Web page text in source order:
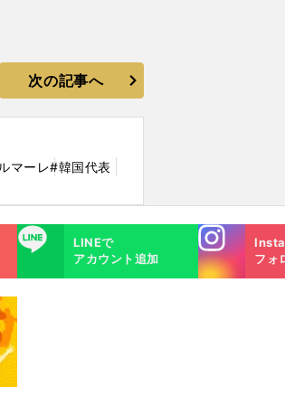
次の記事へ
マーレ#韓国代表
LINEで
アカウント追加
Instagra
m
フォ